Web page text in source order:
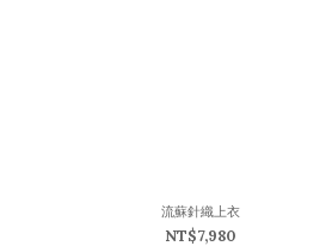
流蘇針織上衣
NT$7,980